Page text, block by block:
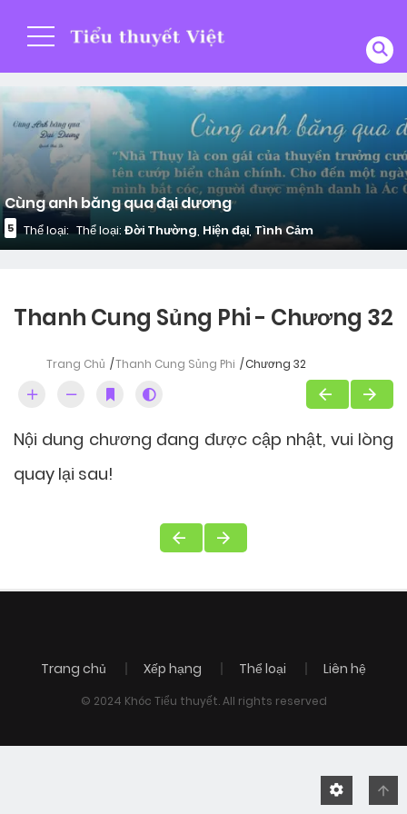
Cùng anh băng qua đại dương
5 Thể loại: Thể loại: Đời Thường, Hiện đại, Tình Cảm
Thanh Cung Sủng Phi - Chương 32
Trang Chủ Thanh Cung Sủng Phi Chương 32
Nội dung chương đang được cập nhật, vui lòng
quay lại sau!
Trang chủ Xếp hạng Thể loại Liên hệ
© 2024 Khóc Tiểu thuyết. All rights reserved